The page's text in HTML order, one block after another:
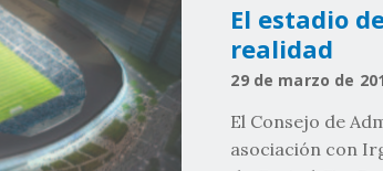
El estadio
realidad
29 de marzo de
El Consejo de
asociación con